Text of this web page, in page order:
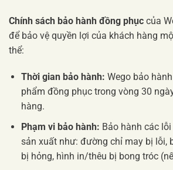
Chính sách bảo hành đồng phục của
để bảo vệ quyền lợi của khách hàng
thể:
Thời gian bảo hành: Wego bảo
phẩm đồng phục trong vòng 30
hàng.
Phạm vi bảo hành: Bảo hành các
sản xuất như: đường chỉ may bị lỗi,
bị hỏng, hình in/thêu bị bong tróc